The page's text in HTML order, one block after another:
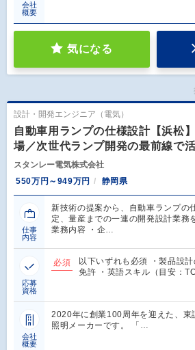
会社
概要
気になる
設計・開発エンジニア（電気）
自動車用ランプの仕様設計【浜松
場／次世代ランプ開発の最前線で
スタンレー電気株式会社
550万円～949万円
静岡県
仕事
内容
新技術の提案から、自動車ランプの
定、量産までの一連の開発設計業務
業務内容 ・企…
応募
資格
必須
以下いずれも必須 ・製品設
免許 ・英語スキル（目安：
会社
概要
2020年に創業100周年を迎えた、東
照明メーカーです。 「…